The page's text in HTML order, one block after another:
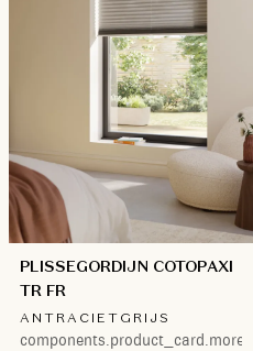
PLISSEGORDIJN COTOPAXI
TR FR
ANTRACIETGRIJS